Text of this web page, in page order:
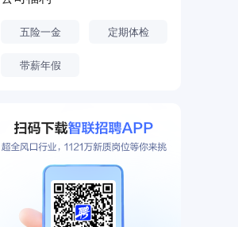
五险一金 定期体检
带薪年假